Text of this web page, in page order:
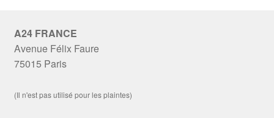
A24 FRANCE
Avenue Félix Faure
75015 Paris
(Il n'est pas utilisé pour les plaintes)